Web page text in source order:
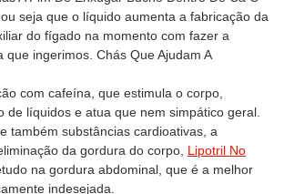
seja que o líquido aumenta a fabricação da
do fígado na momento com fazer a
que ingerimos. Chás Que Ajudam A
com cafeína, que estimula o corpo,
de líquidos e atua que nem simpático geral.
também substâncias cardioativas, a
da gordura do corpo, Lipotril No
na gordura abdominal, que é a melhor
indesejada.